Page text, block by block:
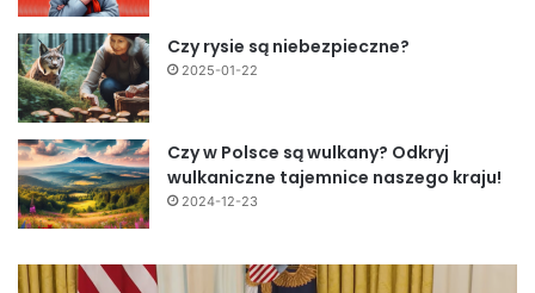
Czy rysie są niebezpieczne?
2025-01-22
Czy w Polsce są wulkany? Odkryj
wulkaniczne tajemnice naszego kraju!
2024-12-23
Fundamentalny